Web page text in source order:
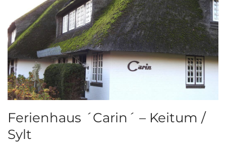
Ferienhaus ´Carin´ – Keitum /
Sylt